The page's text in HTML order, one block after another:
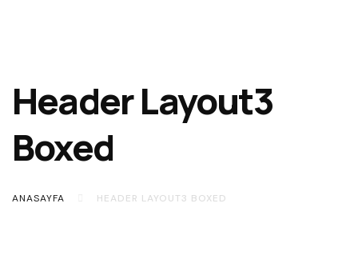
Header Layout3
Boxed
ANASAYFA HEADER LAYOUT3 BOXED